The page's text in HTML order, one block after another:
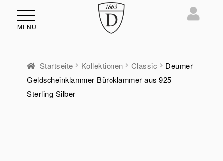
MENU
Startseite Kollektionen Classic
Deumer
Geldscheinklammer Büroklammer aus 925
Sterling Silber